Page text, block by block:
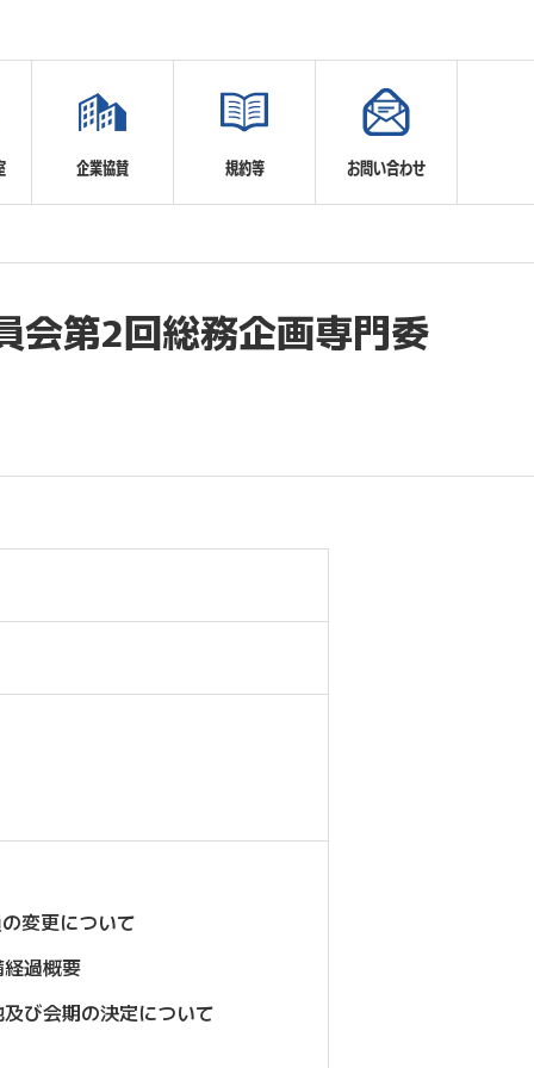
企業協賛 規約等 お問い合わせ
会第2回総務企画専門委
変更について
過概要
び会期の決定について